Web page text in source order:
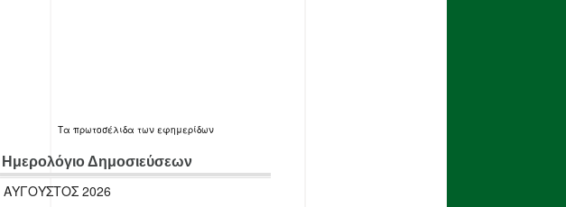
Τα πρωτοσέλιδα των εφημερίδων
Ημερολόγιο Δημοσιεύσεων
ΑΎΓΟΥΣΤΟΣ 2026